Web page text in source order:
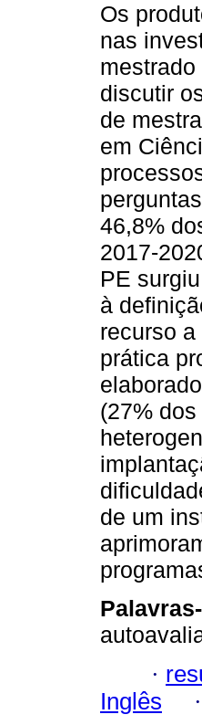
Os
nas
discutir
de
em
46,8%
2017-
PE
à
recurso
prática
(27%
de um
·
Inglês
·